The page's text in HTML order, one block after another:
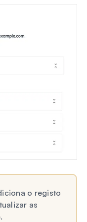
o registo
as